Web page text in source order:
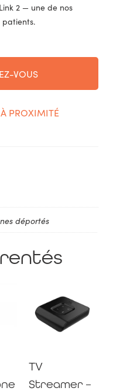
2 — une de nos
patients.
VOUS
PROXIMITÉ
déportés
TV
Streamer –